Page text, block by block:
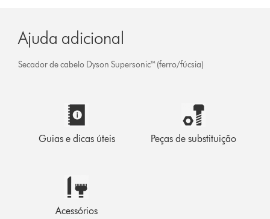
Ajuda adicional
Secador de cabelo Dyson Supersonic™ (ferro/fúcsia)
Guias e dicas úteis Peças de substituição
Acessórios